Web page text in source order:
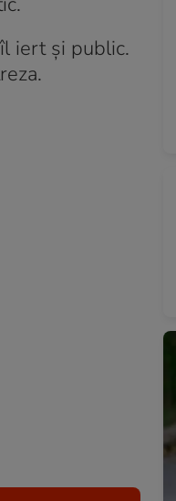
iert și public.